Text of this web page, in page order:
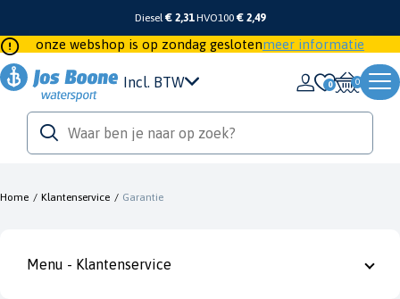
Diesel€ 2,31 HVO100 € 2,49
onze webshop is op zondag geslotenmeer informatie
Incl. BTW 0
Home / Klantenservice / Garantie
Menu - Klantenservice